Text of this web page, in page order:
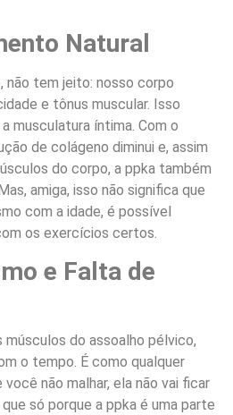
Natural
não tem jeito: nosso corpo
e tônus muscular. Isso
musculatura íntima. Com o
de colágeno diminui e, assim
do corpo, a ppka também
amiga, isso não significa que
com a idade, é possível
os exercícios certos.
e Falta de
do assoalho pélvico,
o tempo. É como qualquer
não malhar, ela não vai ficar
só porque a ppka é uma parte